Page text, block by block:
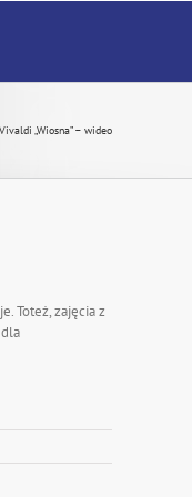
„Wiosna” – wideo
Toteż, zajęcia z